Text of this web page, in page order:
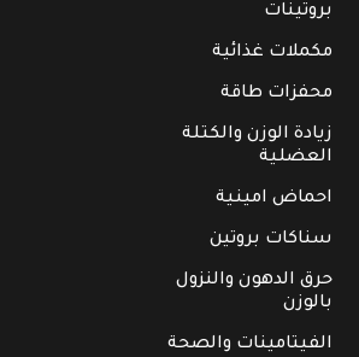
بروتينات
مكملات غذائية
محفزات طاقة
زيادة الوزن والكتلة
العضلية
احماض امينية
سناكات بروتين
حرق الدهون والنزول
بالوزن
الفيتامينات والصحة